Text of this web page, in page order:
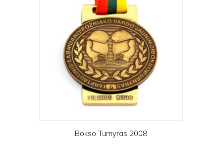
Bokso Turnyras 2008